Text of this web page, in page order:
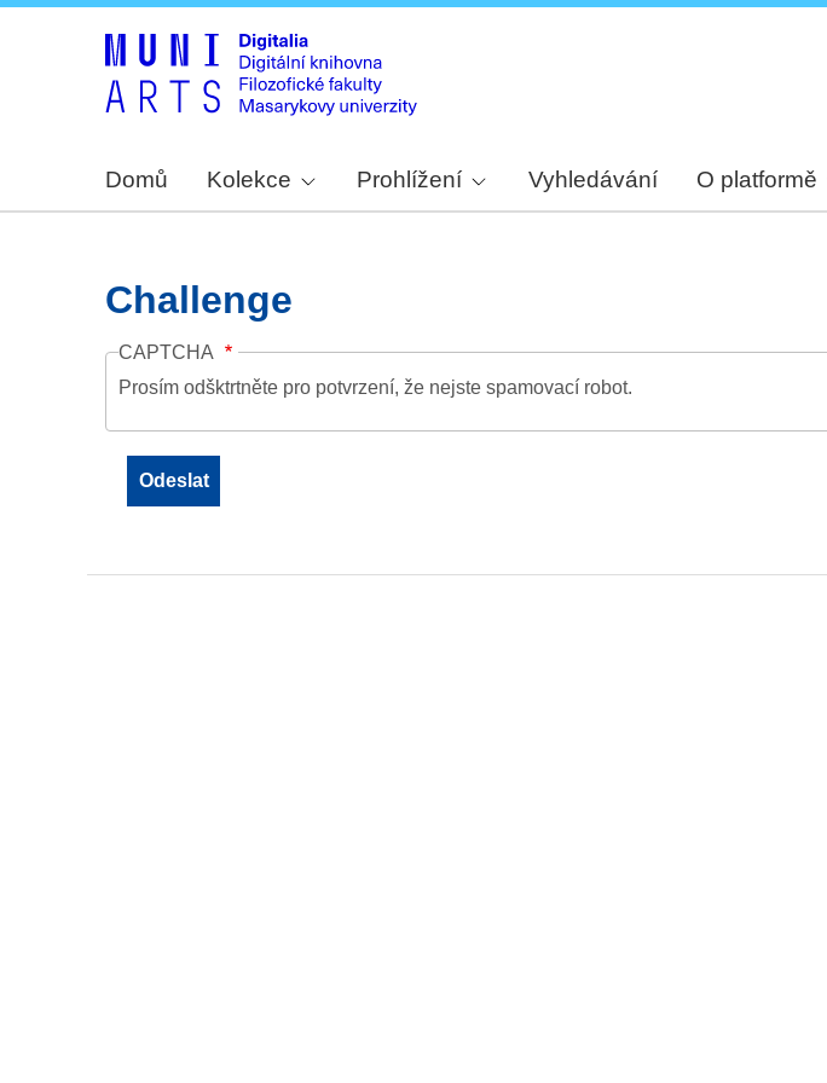
Domů Kolekce Prohlížení Vyhledávání O platformě
Challenge
CAPTCHA
Prosím odšktrtněte pro potvrzení, že nejste spamovací robot.